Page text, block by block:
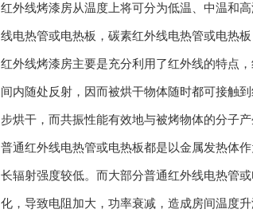
红外线烤漆房从温度上将可分为低温、中温和
线电热管或电热板，碳素红外线电热管或电热板
红外线烤漆房主要是充分利用了红外线的特点
间内随处反射，因而被烘干物体随时都可接触
步烘干，而共振性能有效地与被烤物体的分子
普通红外线电热管或电热板都是以金属发热体
长辐射强度较低。而大部分普通红外线电热管
化，导致电阻加大，功率衰减，造成房间温度